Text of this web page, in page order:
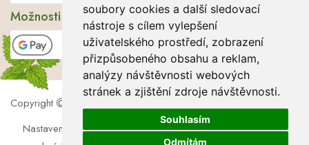
soubory cookies a další sledovací
nástroje s cílem vylepšení
uživatelského prostředí, zobrazení
přizpůsobeného obsahu a reklam,
analýzy návštěvnosti webových
stránek a zjištění zdroje návštěvnosti.
Souhlasím
Odmítám
Možnosti platby
Copyright
2026 Lbros s.r.o.
Nastavení cookies|Soubory cookies|Zásady zpracování